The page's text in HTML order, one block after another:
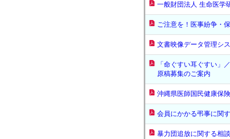
一般財団法人 生命医学
ご注意を！医事紛争・
文書映像データ管理シ
「命ぐすい耳ぐすい」
原稿募集のご案内
沖縄県医師国民健康保
会員にかかる弔事に関
暴力団追放に関する相